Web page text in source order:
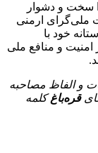
سخت و دشوار
ملی‌گرای ارمنی
خود با
امنیت و منافع ملی
و الفاظ مصاحبه
قره‌باغکلمه